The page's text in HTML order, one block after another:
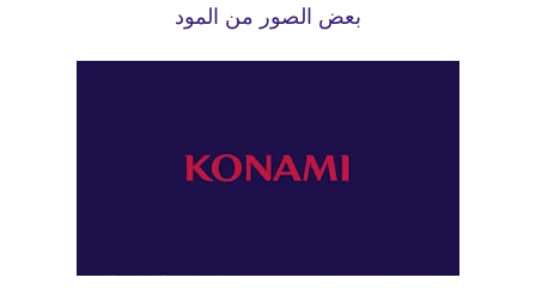
بعض الصور من المود